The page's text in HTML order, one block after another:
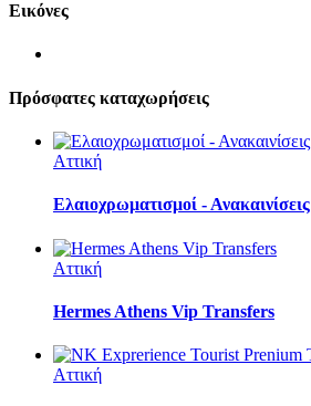
Εικόνες
Πρόσφατες καταχωρήσεις
Αττική
Ελαιοχρωματισμοί - Ανακαινίσεις
Αττική
Hermes Athens Vip Transfers
Αττική